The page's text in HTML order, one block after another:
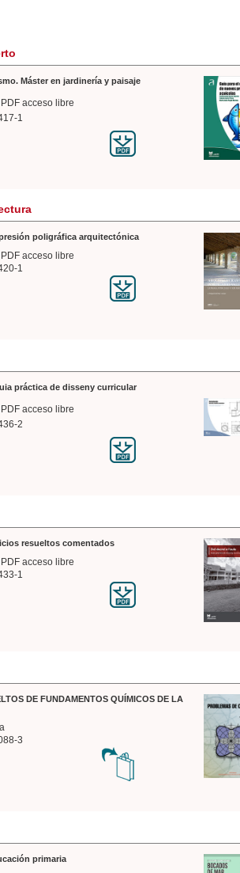
Máster en jardinería y paisaje
acceso libre
1
poligráfica arquitectónica
acceso libre
1
práctica de disseny curricular
acceso libre
2
resueltos comentados
acceso libre
1
DE FUNDAMENTOS QUÍMICOS DE LA
3
primaria